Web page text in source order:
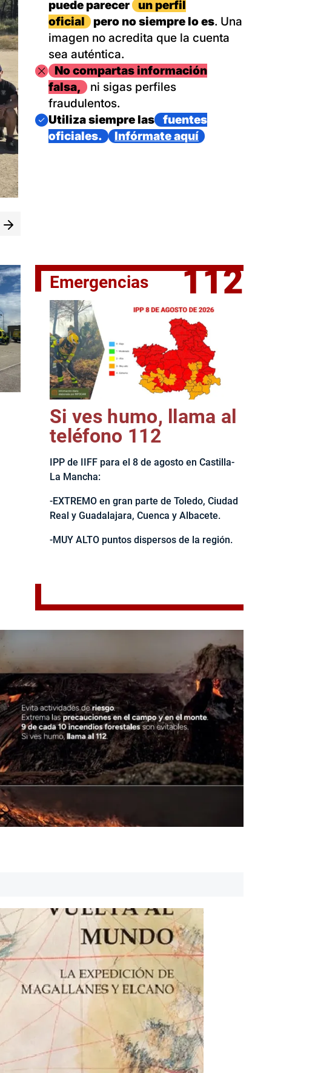
II Vuelta Ciclista CLM LEADER
puede parecer
un perfil
oficial
pero no siempre lo es. Una
imagen no acredita que la cuenta
sea auténtica.
ImagenNo compartas información
falsa,
ni sigas perfiles
fraudulentos.
Imagen
Utiliza siempre las
fuentes
oficiales.
Infórmate aquí
Emergencias 112
Si ves humo, llama al
teléfono 112
IPP de IIFF para el 8 de agosto en Castilla-
La Mancha:
-EXTREMO en gran parte de Toledo, Ciudad
Real y Guadalajara, Cuenca y Albacete.
-MUY ALTO puntos dispersos de la región.